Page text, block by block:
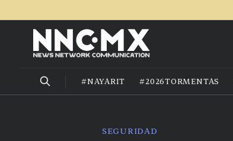
#NAYARIT #2026TORMENTAS
SEGURIDAD